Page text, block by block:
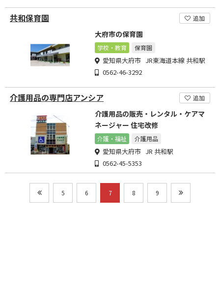
共和保育園 追加
大府市の保育園
学校・教育 保育園
愛知県大府市 JR東海道本線 共和駅
0562-46-3292
介護用品の専門店アンシア 追加
介護用品の販売・レンタル・ケアマ
ネージャー 住宅改修
介護・福祉 介護用品
愛知県大府市 JR 共和駅
0562-45-5353
5 6 7 8 9